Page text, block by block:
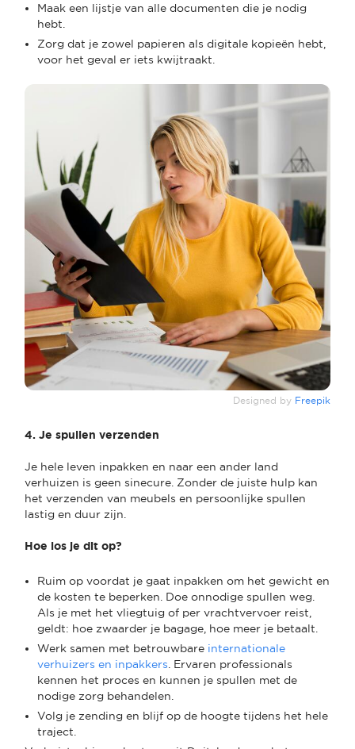
Maak een lijstje van alle documenten die je nodig
hebt.
Zorg dat je zowel papieren als digitale kopieën hebt,
voor het geval er iets kwijtraakt.
Designed by Freepik
4. Je spullen verzenden
Je hele leven inpakken en naar een ander land
verhuizen is geen sinecure. Zonder de juiste hulp kan
het verzenden van meubels en persoonlijke spullen
lastig en duur zijn.
Hoe los je dit op?
Ruim op voordat je gaat inpakken om het gewicht en
de kosten te beperken. Doe onnodige spullen weg.
Als je met het vliegtuig of per vrachtvervoer reist,
geldt: hoe zwaarder je bagage, hoe meer je betaalt.
Werk samen met betrouwbare internationale
verhuizers en inpakkers . Ervaren professionals
kennen het proces en kunnen je spullen met de
nodige zorg behandelen.
Volg je zending en blijf op de hoogte tijdens het hele
traject.